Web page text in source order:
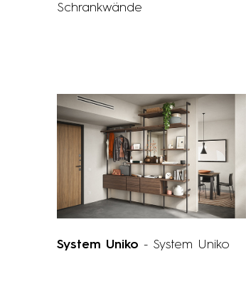
Schrankwände
System Uniko - System Uniko